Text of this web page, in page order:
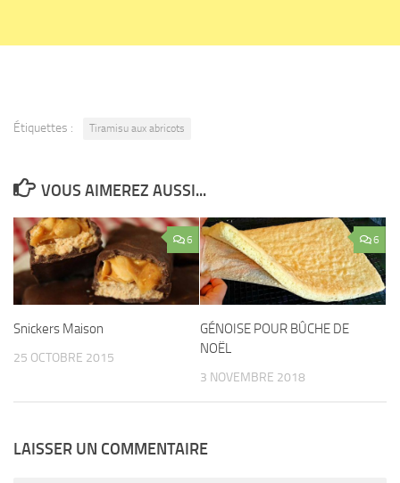
Étiquettes : Tiramisu aux abricots
VOUS AIMEREZ AUSSI...
6
Snickers Maison
25 OCTOBRE 2015
6
GÉNOISE POUR BÛCHE DE
NOËL
3 NOVEMBRE 2018
LAISSER UN COMMENTAIRE